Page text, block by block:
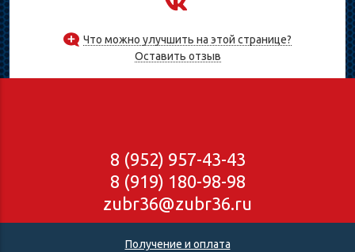
Что можно улучшить на этой странице?
Оставить отзыв
8 (952) 957-43-43
8 (919) 180-98-98
zubr36@zubr36.ru
Получение и оплата